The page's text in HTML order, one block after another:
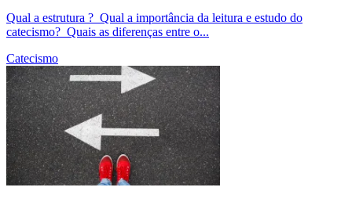
Qual a estrutura ? Qual a importância da leitura e estudo do
catecismo? Quais as diferenças entre o...
Catecismo